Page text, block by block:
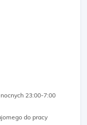
23:00-7:00
do pracy